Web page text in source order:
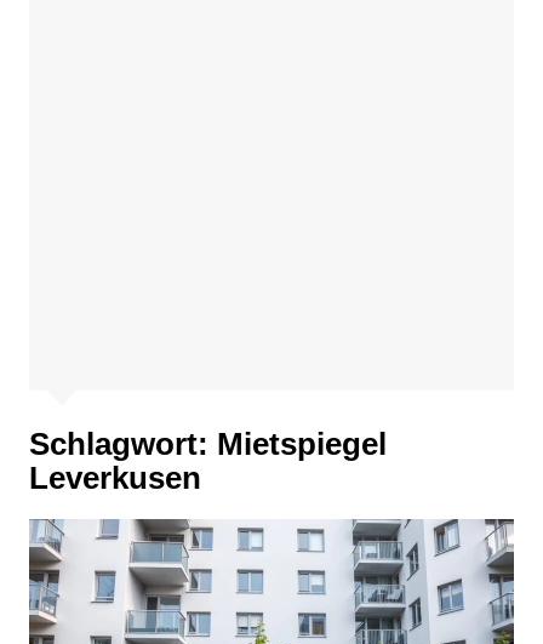
Schlagwort: Mietspiegel
Leverkusen